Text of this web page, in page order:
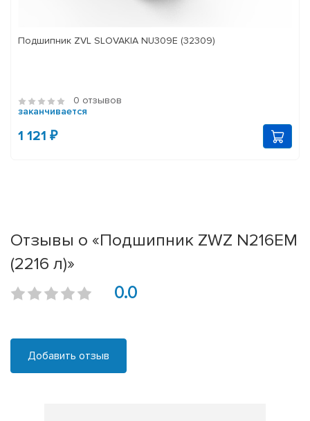
Подшипник ZVL SLOVAKIA NU309E (32309)
0 отзывов
заканчивается
1 121 ₽
Отзывы о «Подшипник ZWZ N216EM
(2216 л)»
0.0
Добавить отзыв